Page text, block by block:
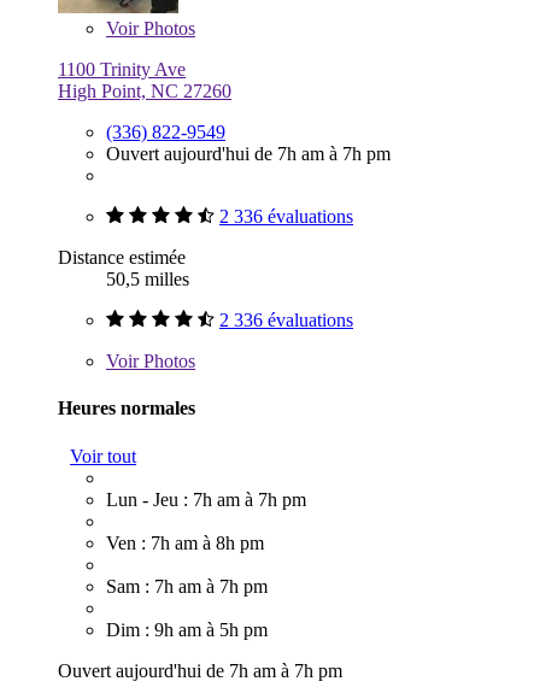
VoirPhotos
1100 Trinity Ave
High Point, NC 27260
(336) 822-9549
Ouvert aujourd'hui de 7h am à 7h pm
2 336 évaluations
Distance estimée
50,5 milles
2 336 évaluations
VoirPhotos
Heures normales
Voir tout
Lun - Jeu : 7h am à 7h pm
Ven : 7h am à 8h pm
Sam : 7h am à 7h pm
Dim : 9h am à 5h pm
Ouvert aujourd'hui de 7h am à 7h pm